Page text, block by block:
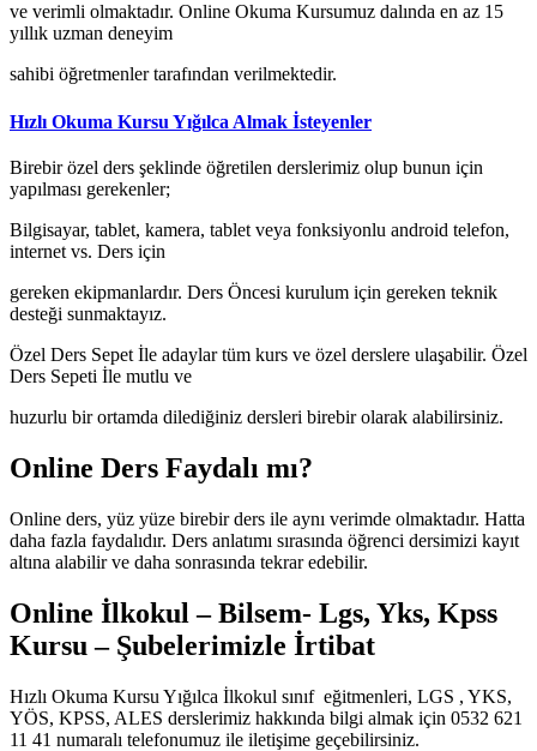
ve verimli olmaktadır. Online Okuma Kursumuz dalında en az 15
yıllık uzman deneyim
sahibi öğretmenler tarafından verilmektedir.
Hızlı Okuma Kursu Yığılca Almak İsteyenler
Birebir özel ders şeklinde öğretilen derslerimiz olup bunun için
yapılması gerekenler;
Bilgisayar, tablet, kamera, tablet veya fonksiyonlu android telefon,
internet vs. Ders için
gereken ekipmanlardır. Ders Öncesi kurulum için gereken teknik
desteği sunmaktayız.
Özel Ders Sepet İle adaylar tüm kurs ve özel derslere ulaşabilir. Özel
Ders Sepeti İle mutlu ve
huzurlu bir ortamda dilediğiniz dersleri birebir olarak alabilirsiniz.
Online Ders Faydalı mı?
Online ders, yüz yüze birebir ders ile aynı verimde olmaktadır. Hatta
daha fazla faydalıdır. Ders anlatımı sırasında öğrenci dersimizi kayıt
altına alabilir ve daha sonrasında tekrar edebilir.
Online İlkokul – Bilsem- Lgs, Yks, Kpss
Kursu – Şubelerimizle İrtibat
Hızlı Okuma Kursu Yığılca İlkokul sınıf eğitmenleri, LGS , YKS,
YÖS, KPSS, ALES derslerimiz hakkında bilgi almak için 0532 621
11 41 numaralı telefonumuz ile iletişime geçebilirsiniz.